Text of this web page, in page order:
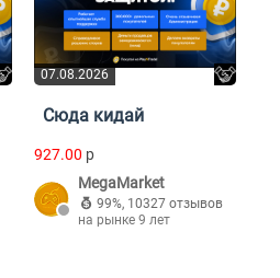
07.08.2026
Сюда кидай
927.00 p
MegaMarket
99%, 10327 отзывов
на рынке 9 лет